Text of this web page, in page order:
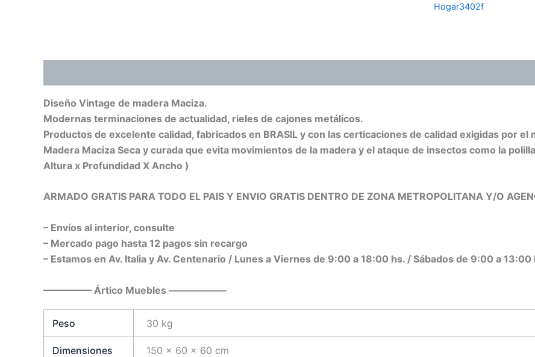
Hogar3402f
Diseño Vintage de madera Maciza.
Modernas terminaciones de actualidad, rieles de cajones metálicos.
Productos de excelente calidad, fabricados en BRASIL y con las certicaciones de calidad exigidas por el
Madera Maciza Seca y curada que evita movimientos de la madera y el ataque de insectos como la
Altura x Profundidad X Ancho )
ARMADO GRATIS PARA TODO EL PAIS Y ENVIO GRATIS DENTRO DE ZONA METROPOLITANA Y/O
– Envíos al interior, consulte
– Mercado pago hasta 12 pagos sin recargo
– Estamos en Av. Italia y Av. Centenario / Lunes a Viernes de 9:00 a 18:00 hs. / Sábados de 9:00 a 13:00
————— Ártico Muebles ——————
Peso 30 kg
Dimensiones 150 × 60 × 60 cm